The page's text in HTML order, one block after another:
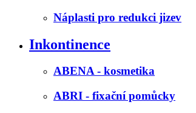
Náplasti pro redukci jizev
Inkontinence
ABENA - kosmetika
ABRI - fixační pomůcky